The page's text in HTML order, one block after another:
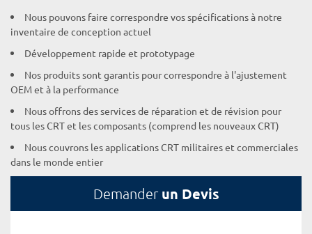
Nous pouvons faire correspondre vos spécifications à notre
inventaire de conception actuel
Développement rapide et prototypage
Nos produits sont garantis pour correspondre à l'ajustement
OEM et à la performance
Nous offrons des services de réparation et de révision pour
tous les CRT et les composants (comprend les nouveaux CRT)
Nous couvrons les applications CRT militaires et commerciales
dans le monde entier
Demander un Devis